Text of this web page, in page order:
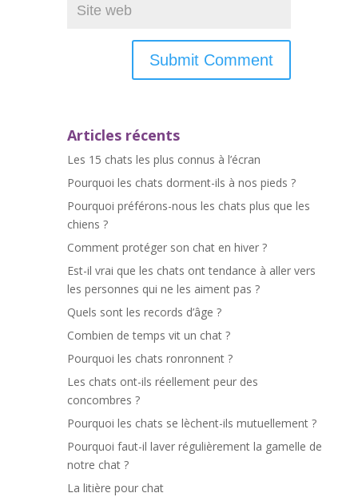
Articles récents
Les 15 chats les plus connus à l’écran
Pourquoi les chats dorment-ils à nos pieds ?
Pourquoi préférons-nous les chats plus que les
chiens ?
Comment protéger son chat en hiver ?
Est-il vrai que les chats ont tendance à aller vers
les personnes qui ne les aiment pas ?
Quels sont les records d’âge ?
Combien de temps vit un chat ?
Pourquoi les chats ronronnent ?
Les chats ont-ils réellement peur des
concombres ?
Pourquoi les chats se lèchent-ils mutuellement ?
Pourquoi faut-il laver régulièrement la gamelle de
notre chat ?
La litière pour chat